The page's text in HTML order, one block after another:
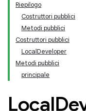
Riepilogo
Costruttori pubblici
Metodi pubblici
Costruttori pubblici
LocalDeveloper
Metodi pubblici
principale
Local